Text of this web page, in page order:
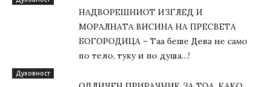
НАДВОРЕШНИОТ ИЗГЛЕД И
МОРАЛНАТА ВИСИНА HA ПРЕСВЕТА
БОГОРОДИЦА – Таа беше Дева не само
по тело, туку и по душа…!
Духовност